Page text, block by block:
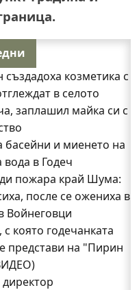
козметика с
в селото
заплашил майка си с
басейни и миенето на
вода в Годеч
пожара край Шума:
после се ожениха в
Войнеговци
която годечанката
представи на "Пирин